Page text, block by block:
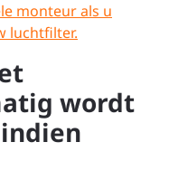
monteur als u
luchtfilter.
wordt